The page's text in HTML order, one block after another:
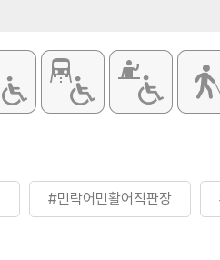
#민락어민활어직판장